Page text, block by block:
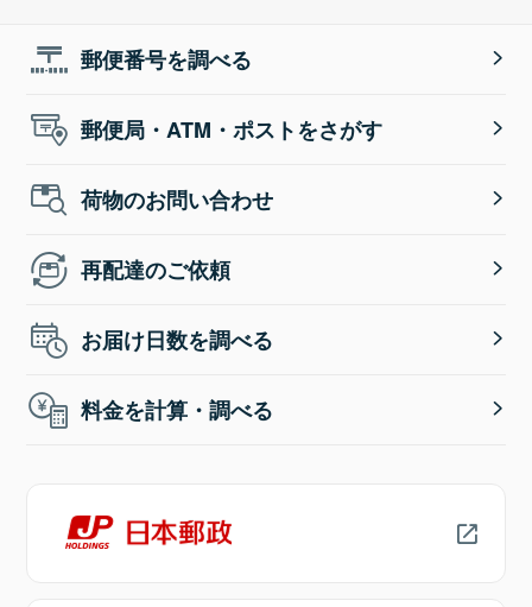
郵便番号を調べる
郵便局・ATM・ポストをさがす
荷物のお問い合わせ
再配達のご依頼
お届け日数を調べる
料金を計算・調べる